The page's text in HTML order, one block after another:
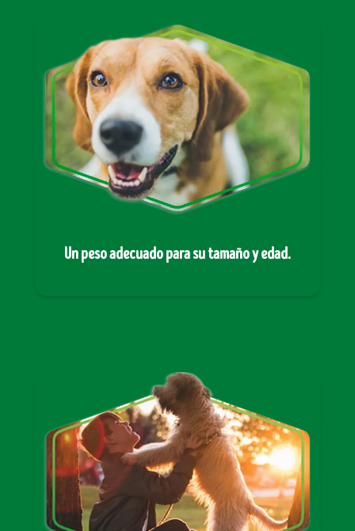
Un peso adecuado para su tamaño y edad.